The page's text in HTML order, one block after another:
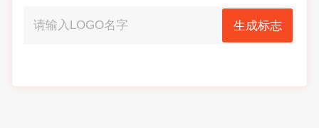
生成标志